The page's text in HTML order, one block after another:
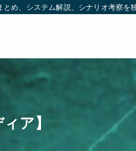
め、システム解説、シナリオ考察を
ア】